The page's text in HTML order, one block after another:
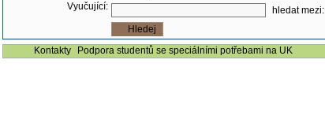
Vyučující:
hledat mezi:
Kontakty
Podpora studentů se speciálními potřebami na UK